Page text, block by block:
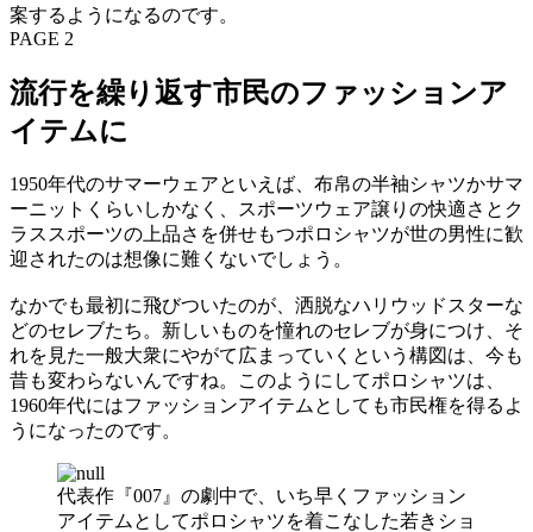
案するようになるのです。
PAGE 2
流行を繰り返す市民のファッションア
イテムに
1950年代のサマーウェアといえば、布帛の半袖シャツかサマ
ーニットくらいしかなく、スポーツウェア譲りの快適さとク
ラススポーツの上品さを併せもつポロシャツが世の男性に歓
迎されたのは想像に難くないでしょう。
なかでも最初に飛びついたのが、洒脱なハリウッドスターな
どのセレブたち。新しいものを憧れのセレブが身につけ、そ
れを見た一般大衆にやがて広まっていくという構図は、今も
昔も変わらないんですね。このようにしてポロシャツは、
1960年代にはファッションアイテムとしても市民権を得るよ
うになったのです。
代表作『007』の劇中で、いち早くファッション
アイテムとしてポロシャツを着こなした若きショ